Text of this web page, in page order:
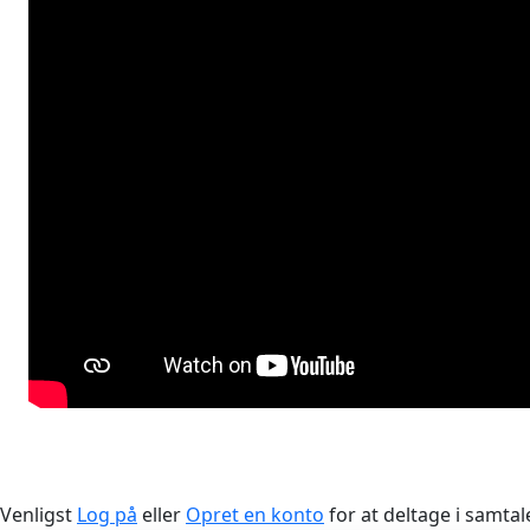
Venligst Log på eller Opret en konto for at deltage i